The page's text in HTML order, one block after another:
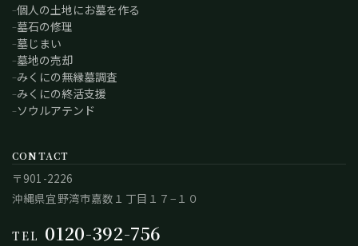
個人の土地にお墓を作る
墓石の修理
墓じまい
墓地の売却
みくにの無縁墓調査
みくにの終活支援
ソウルアテンド
CONTACT
〒901-2226
沖縄県宜野湾市嘉数１丁目１７−１０
TEL 0120-392-756